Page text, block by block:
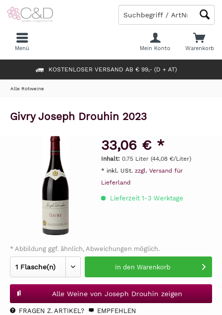
KOSTENLOSER VERSAND AB € 99,- (D + AT)
Warenkorb
Mein Konto
Menü
Alle Rotweine
Givry Joseph Drouhin 2023
33,06 € *
Inhalt: 0.75 Liter (44,08 €/Liter)
* inkl. USt. zzgl. Versand für
Lieferland
Lieferzeit 1-3 Werktage
* Abbildung ggf. ähnlich, Abweichungen möglich.
In den Warenkorb
Alle Weine von Joseph Drouhin zeigen
FRAGEN Z. ARTIKEL? EMPFEHLEN